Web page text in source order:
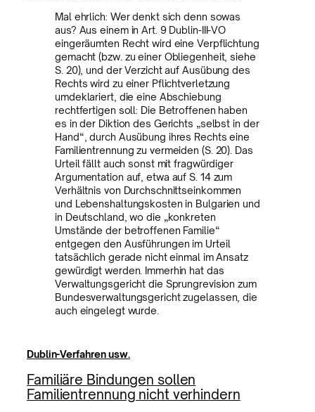
Mal ehrlich: Wer denkt sich denn sowas
aus? Aus einem in Art. 9 Dublin-III-VO
eingeräumten Recht wird eine Verpflichtung
gemacht (bzw. zu einer Obliegenheit, siehe
S. 20), und der Verzicht auf Ausübung des
Rechts wird zu einer Pflichtverletzung
umdeklariert, die eine Abschiebung
rechtfertigen soll: Die Betroffenen haben
es in der Diktion des Gerichts „selbst in der
Hand“, durch Ausübung ihres Rechts eine
Familientrennung zu vermeiden (S. 20). Das
Urteil fällt auch sonst mit fragwürdiger
Argumentation auf, etwa auf S. 14 zum
Verhältnis von Durchschnittseinkommen
und Lebenshaltungskosten in Bulgarien und
in Deutschland, wo die „konkreten
Umstände der betroffenen Familie“
entgegen den Ausführungen im Urteil
tatsächlich gerade nicht einmal im Ansatz
gewürdigt werden. Immerhin hat das
Verwaltungsgericht die Sprungrevision zum
Bundesverwaltungsgericht zugelassen, die
auch eingelegt wurde.
Dublin-Verfahren usw.
Familiäre Bindungen sollen
Familientrennung nicht verhindern